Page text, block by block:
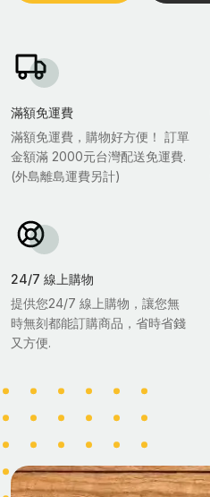
滿額免運費
滿額免運費，購物好方便！ 訂單
金額滿 2000元台灣配送免運費.
(外島離島運費另計)
24/7 線上購物
提供您24/7 線上購物，讓您無
時無刻都能訂購商品，省時省錢
又方便.